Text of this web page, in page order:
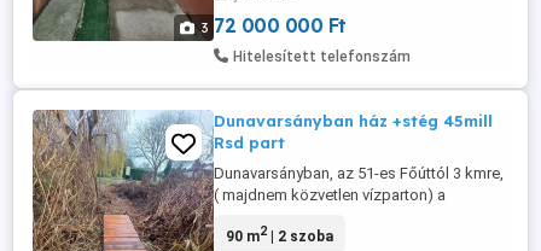
3
villamos a ház ...
72 000 000 Ft
Hitelesített telefonszám
Dunavarsányban ház +stég 45mill
Rsd part
Dunavarsányban, az 51-es Főúttól 3 kmre,
( majdnem közvetlen vízparton) a
összközműves telken elhelyezkedő
90 m2| 2 szoba